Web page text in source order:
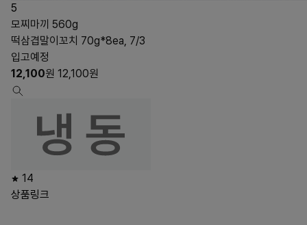
5
모찌마끼 560g
떡삼겹말이꼬치 70g*8ea, 7/3
입고예정
12,100원 12,100원
14
상품링크